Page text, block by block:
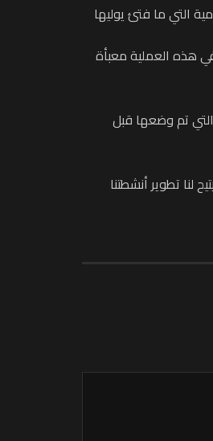
التي ما فتئ يوليها
هذه العملية معبأة
تم وضعها قبل
تطوير أنشطتنا